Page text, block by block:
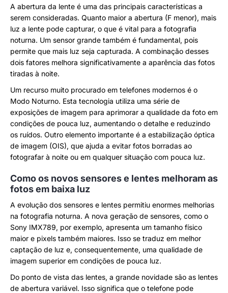
A abertura da lente é uma das principais características a
serem consideradas. Quanto maior a abertura (F menor), mais
luz a lente pode capturar, o que é vital para a fotografia
noturna. Um sensor grande também é fundamental, pois
permite que mais luz seja capturada. A combinação desses
dois fatores melhora significativamente a aparência das fotos
tiradas à noite.
Um recurso muito procurado em telefones modernos é o
Modo Noturno. Esta tecnologia utiliza uma série de
exposições de imagem para aprimorar a qualidade da foto em
condições de pouca luz, aumentando o detalhe e reduzindo
os ruídos. Outro elemento importante é a estabilização óptica
de imagem (OIS), que ajuda a evitar fotos borradas ao
fotografar à noite ou em qualquer situação com pouca luz.
Como os novos sensores e lentes melhoram as
fotos em baixa luz
A evolução dos sensores e lentes permitiu enormes melhorias
na fotografia noturna. A nova geração de sensores, como o
Sony IMX789, por exemplo, apresenta um tamanho físico
maior e pixels também maiores. Isso se traduz em melhor
captação de luz e, consequentemente, uma qualidade de
imagem superior em condições de pouca luz.
Do ponto de vista das lentes, a grande novidade são as lentes
de abertura variável. Isso significa que o telefone pode